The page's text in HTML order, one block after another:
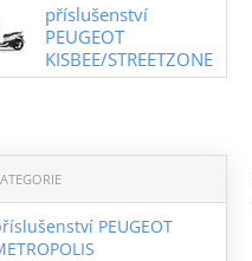
příslušenství
PEUGEOT
KISBEE/STREETZONE
PEUGEOT